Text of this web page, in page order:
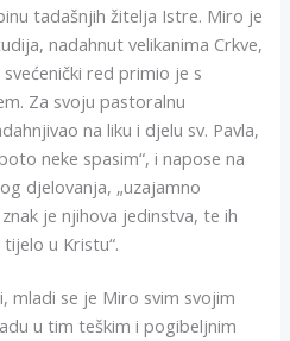
tadašnjih žitelja Istre. Miro je
nadahnut velikanima Crkve,
red primio je s
Za svoju pastoralnu
na liku i djelu sv. Pavla,
neke spasim“, i napose na
djelovanja, „uzajamno
je njihova jedinstva, te ih
u Kristu“.
mladi se je Miro svim svojim
u tim teškim i pogibeljnim